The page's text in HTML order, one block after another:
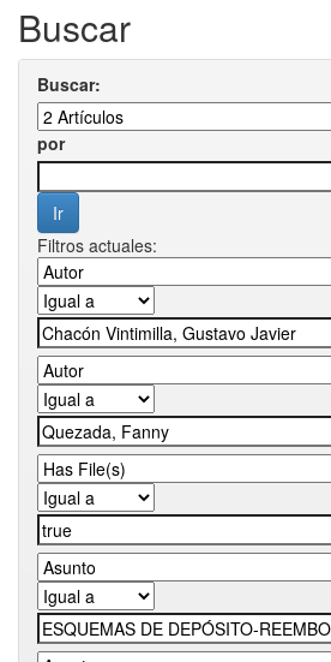
Buscar
Buscar:
por
Filtros actuales: